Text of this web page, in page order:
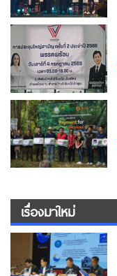
เรื่องมาใหม่